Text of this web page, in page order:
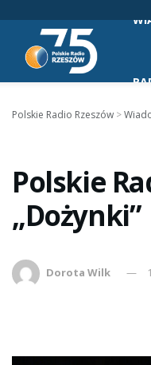
Polskie Radio Rzeszów >
Polskie
„Dożynki”
Dorota Wilk